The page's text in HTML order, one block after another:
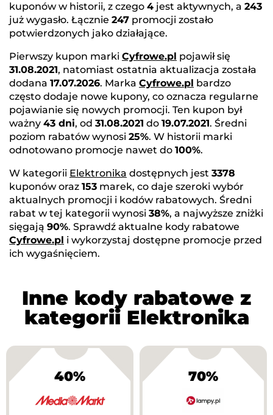
kuponów w historii, z czego 4 jest aktywnych, a 243
już wygasło. Łącznie 247 promocji zostało
potwierdzonych jako działające.
Pierwszy kupon marki Cyfrowe.pl pojawił się
31.08.2021, natomiast ostatnia aktualizacja została
dodana 17.07.2026. Marka Cyfrowe.pl bardzo
często dodaje nowe kupony, co oznacza regularne
pojawianie się nowych promocji. Ten kupon był
ważny 43 dni, od 31.08.2021 do 19.07.2021. Średni
poziom rabatów wynosi 25%. W historii marki
odnotowano promocje nawet do 100%.
W kategorii Elektronika dostępnych jest 3378
kuponów oraz 153 marek, co daje szeroki wybór
aktualnych promocji i kodów rabatowych. Średni
rabat w tej kategorii wynosi 38%, a najwyższe zniżki
sięgają 90%. Sprawdź aktualne kody rabatowe
Cyfrowe.pl i wykorzystaj dostępne promocje przed
ich wygaśnięciem.
Inne kody rabatowe z
kategorii Elektronika
40% 70%